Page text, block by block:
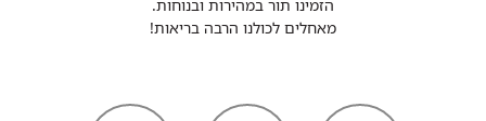
הזמינו תור במהירות ובנוחות.
מאחלים לכולנו הרבה בריאות!